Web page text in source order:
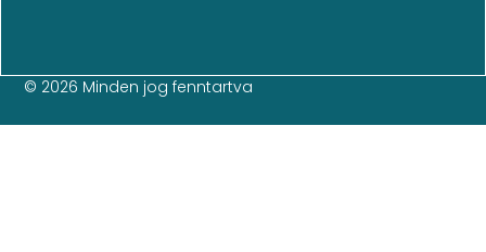
© 2026 Minden jog fenntartva